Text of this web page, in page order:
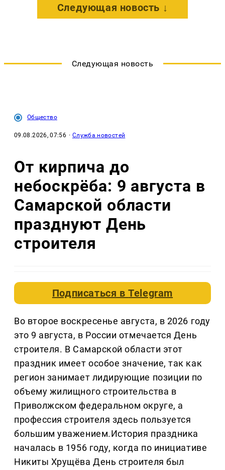
Следующая новость ↓
Следующая новость
Общество
09.08.2026, 07:56 · Служба новостей
От кирпича до
небоскрёба: 9 августа в
Самарской области
празднуют День
строителя
Подписаться вTelegram
Во второе воскресенье августа, в 2026 году
это 9 августа, в России отмечается День
строителя. В Самарской области этот
праздник имеет особое значение, так как
регион занимает лидирующие позиции по
объему жилищного строительства в
Приволжском федеральном округе, а
профессия строителя здесь пользуется
большим уважением.История праздника
началась в 1956 году, когда по инициативе
Никиты Хрущёва День строителя был